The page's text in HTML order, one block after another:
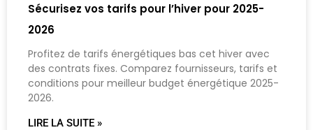
Sécurisez vos tarifs pour l’hiver pour 2025-
2026
Profitez de tarifs énergétiques bas cet hiver avec
des contrats fixes. Comparez fournisseurs, tarifs et
conditions pour meilleur budget énergétique 2025-
2026.
LIRE LA SUITE »